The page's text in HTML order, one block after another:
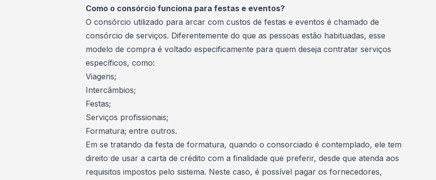
Como o consórcio funciona para festas e eventos?
O consórcio utilizado para arcar com custos de festas e eventos é chamado de
consórcio de serviços. Diferentemente do que as pessoas estão habituadas, esse
modelo de compra é voltado especificamente para quem deseja contratar serviços
específicos, como:
Viagens;
Intercâmbios;
Festas;
Serviços profissionais;
Formatura; entre outros.
Em se tratando da festa de formatura, quando o consorciado é contemplado, ele tem
direito de usar a carta de crédito com a finalidade que preferir, desde que atenda aos
requisitos impostos pelo sistema. Neste caso, é possível pagar os fornecedores,